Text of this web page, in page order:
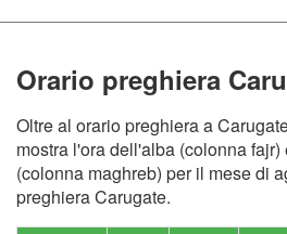
Orario preghiera
Oltre al orario preghiera a
mostra l'ora dell'alba (colonna
(colonna maghreb) per il mese di
preghiera Carugate.